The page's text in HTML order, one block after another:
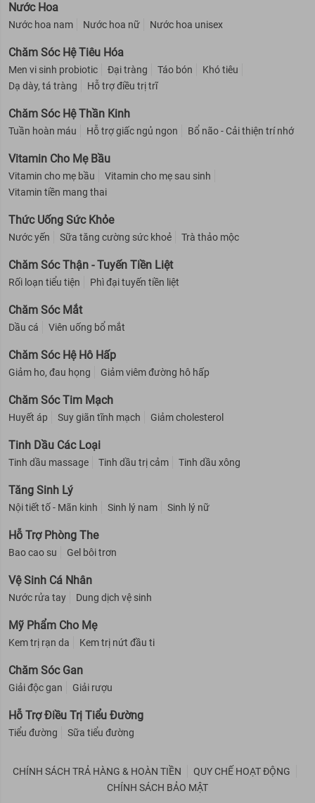
Nước Hoa
Nước hoa nam Nước hoa nữ Nước hoa unisex
Chăm Sóc Hệ Tiêu Hóa
Men vi sinh probiotic Đại tràng Táo bón
Khó tiêu
Dạ dày, tá tràng
Hỗ trợ điều trị trĩ
Chăm Sóc Hệ Thần Kinh
Tuần hoàn máu Hỗ trợ giấc ngủ ngon Bổ não - Cải thiện trí nhớ
Vitamin Cho Mẹ Bầu
Vitamin cho mẹ bầu
Vitamin cho mẹ sau sinh
Vitamin tiền mang thai
Thức Uống Sức Khỏe
Nước yến Sữa tăng cường sức khoẻ Trà thảo mộc
Chăm Sóc Thận - Tuyến Tiền Liệt
Rối loạn tiểu tiện Phì đại tuyến tiền liệt
Chăm Sóc Mắt
Dầu cá Viên uống bổ mắt
Chăm Sóc Hệ Hô Hấp
Giảm ho, đau họng Giảm viêm đường hô hấp
Chăm Sóc Tim Mạch
Huyết áp Suy giãn tĩnh mạch Giảm cholesterol
Tinh Dầu Các Loại
Tinh dầu massage Tinh dầu trị cảm Tinh dầu xông
Tăng Sinh Lý
Nội tiết tố - Mãn kinh Sinh lý nam Sinh lý nữ
Hỗ Trợ Phòng The
Bao cao su Gel bôi trơn
Vệ Sinh Cá Nhân
Nước rửa tay Dung dịch vệ sinh
Mỹ Phẩm Cho Mẹ
Kem trị rạn da Kem trị nứt đầu ti
Chăm Sóc Gan
Giải độc gan Giải rượu
Hỗ Trợ Điều Trị Tiểu Đường
Tiểu đường Sữa tiểu đường
CHÍNH SÁCH TRẢ HÀNG & HOÀN TIỀN
QUY CHẾ HOẠT ĐỘNG
CHÍNH SÁCH BẢO MẬT